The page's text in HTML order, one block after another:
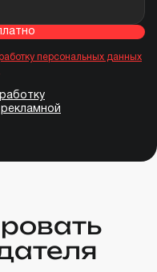
персональных данных